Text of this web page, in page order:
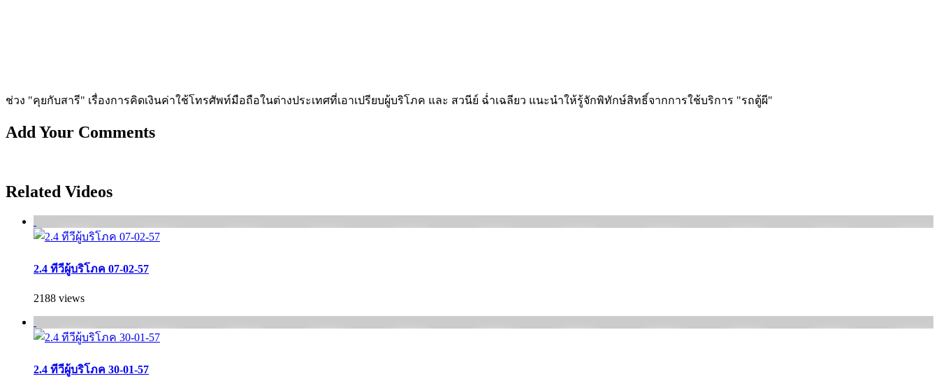
ช่วง "คุยกับสารี" เรื่องการคิดเงินค่าใช้โทรศัพท์มือถือในต่างประเทศที่เอาเปรียบผู้บริโภค และ สวนีย์ ฉ่ำเฉลียว แนะนำให้รู้จักพิทักษ์สิทธิ์จากการใช้บริก­าร "รถตู้ผี"
Add Your Comments
Related Videos
2.4 ทีวีผู้บริโภค 07-02-57
2188 views
2.4 ทีวีผู้บริโภค 30-01-57